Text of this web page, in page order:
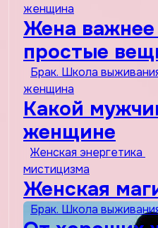
женщина
Жена
простые
Брак. Школа
женщина
Какой
женщине
Женская энергетика
мистицизма
Женская
Брак. Школа